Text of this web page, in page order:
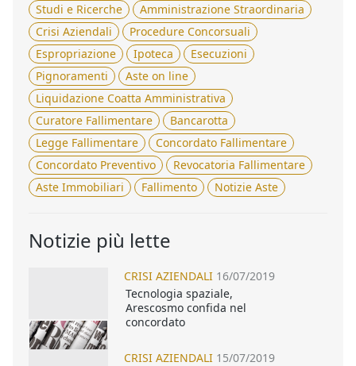
Studi e Ricerche
Amministrazione Straordinaria
Crisi Aziendali
Procedure Concorsuali
Espropriazione
Ipoteca
Esecuzioni
Pignoramenti
Aste on line
Liquidazione Coatta Amministrativa
Curatore Fallimentare
Bancarotta
Legge Fallimentare
Concordato Fallimentare
Concordato Preventivo
Revocatoria Fallimentare
Aste Immobiliari
Fallimento Notizie Aste
Notizie più lette
CRISI AZIENDALI 16/07/2019
Tecnologia spaziale,
Arescosmo confida nel
concordato
CRISI AZIENDALI 15/07/2019